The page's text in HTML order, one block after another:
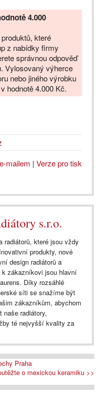
4.000
které
z nabídky firmy
správnou odpověď
Vylosovaný výherce
nebo jiného výrobku
hodnotě 4.000 Kč.
mailem | Verze pro tisk
s.r.o.
radiátorů, které jsou vždy
produkty, nové
design radiátorů a
zákazníkovi jsou hlavní
Díky rozsáhlé
síti se snažíme být
zákazníkům, abychom
naše radiátory,
té nejvyšší kvality za
Praha
o mexickou keramiku >>